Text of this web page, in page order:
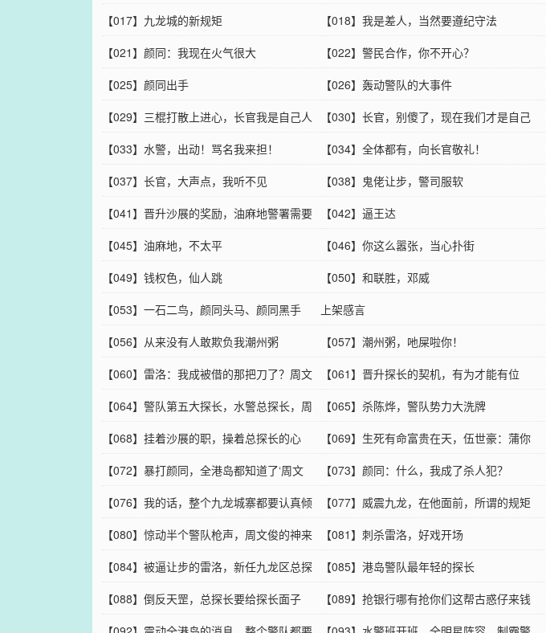
【017】九龙城的新规矩
【018】我是差人，当然要遵纪守法
【021】颜同：我现在火气很大
【022】警民合作，你不开心？
【025】颜同出手
【026】轰动警队的大事件
【029】三棍打散上进心，长官我是自己人
【030】长官，别傻了，现在我们才是自己
人
【033】水警，出动！骂名我来担！
【034】全体都有，向长官敬礼！
【037】长官，大声点，我听不见
【038】鬼佬让步，警司服软
【041】晋升沙展的奖励，油麻地警署需要
你这样的人才
【042】逼王达
【045】油麻地，不太平 【046】你这么嚣张，当心扑街
【049】钱权色，仙人跳
【050】和联胜，邓威
【053】一石二鸟，颜同头马、颜同黑手
套，一个也不能少
上架感言
【056】从来没有人敢欺负我潮州粥
【057】潮州粥，吔屎啦你！
【060】雷洛：我成被借的那把刀了？周文
俊的意外之喜
【061】晋升探长的契机，有为才能有位
【064】警队第五大探长，水警总探长，周
文俊：我成衙内了
【065】杀陈烨，警队势力大洗牌
【068】挂着沙展的职，操着总探长的心
【069】生死有命富贵在天，伍世豪：蒲你
阿母！蒲你阿母！蒲你阿母！
【072】暴打颜同，全港岛都知道了‘周文
俊’这个名字
【073】颜同：什么，我成了杀人犯？
【076】我的话，整个九龙城寨都要认真倾
听
【077】威震九龙，在他面前，所谓的规矩
只是个笑话
【080】惊动半个警队枪声，周文俊的神来
之笔
【081】刺杀雷洛，好戏开场
【084】被逼让步的雷洛，新任九龙区总探
长
【085】港岛警队最年轻的探长
【088】倒反天罡，总探长要给探长面子
【089】抢银行哪有抢你们这帮古惑仔来钱